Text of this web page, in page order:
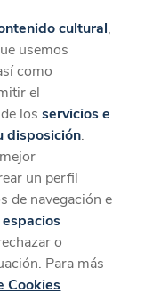
la App
Descargar
cultural,
usemos
como
el
losservicios e
disposición.
un perfil
de navegación e
o
Para más
Cookies